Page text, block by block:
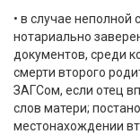
• в случае
нотариально
документов, среди
смерти второго
ЗАГСом, если отец
слов матери;
местонахождении